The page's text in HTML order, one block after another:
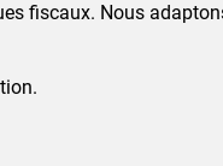
fiscaux. Nous